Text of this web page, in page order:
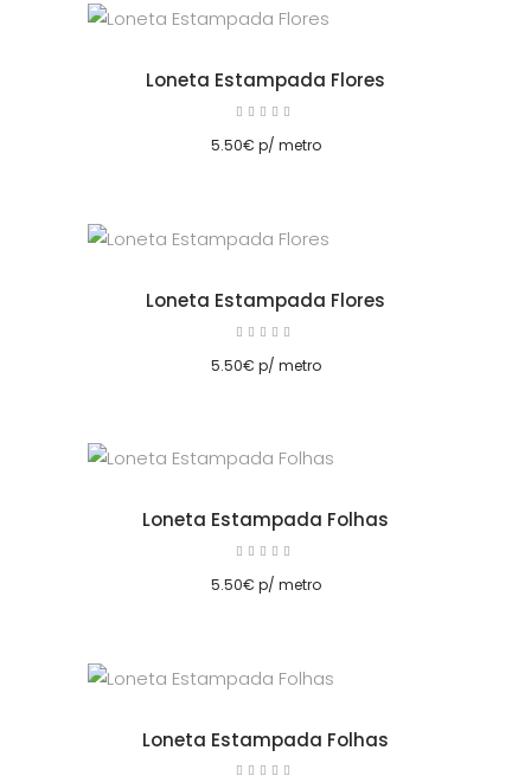
Loneta Estampada Flores
de 5
5.50€ p/ metro
Loneta Estampada Flores
de 5
5.50€ p/ metro
Loneta Estampada Folhas
de 5
5.50€ p/ metro
Loneta Estampada Folhas